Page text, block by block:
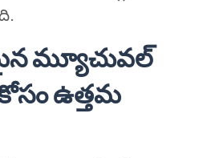
మ్యూచువల్
ఉత్తమ